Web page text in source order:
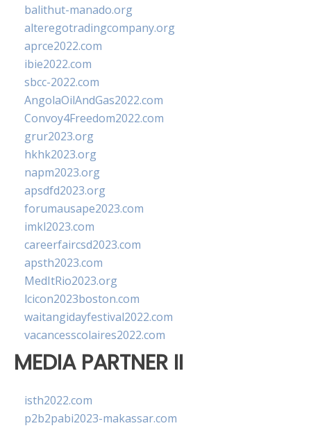
balithut-manado.org
alteregotradingcompany.org
aprce2022.com
ibie2022.com
sbcc-2022.com
AngolaOilAndGas2022.com
Convoy4Freedom2022.com
grur2023.org
hkhk2023.org
napm2023.org
apsdfd2023.org
forumausape2023.com
imkl2023.com
careerfaircsd2023.com
apsth2023.com
MedItRio2023.org
lcicon2023boston.com
waitangidayfestival2022.com
vacancesscolaires2022.com
MEDIA PARTNER II
isth2022.com
p2b2pabi2023-makassar.com